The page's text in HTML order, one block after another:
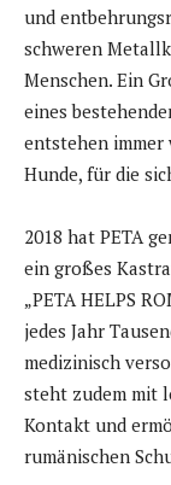
und
schweren
Menschen. Ein
eines
entstehen immer
Hunde, für die
2018 hat PETA
ein großes
„PETA HELPS
jedes Jahr
medizinisch
steht zudem mit
Kontakt und
rumänischen